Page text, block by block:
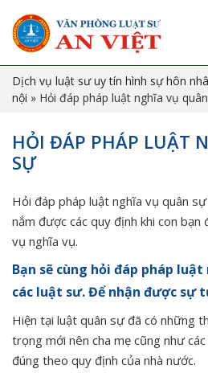
Dịch vụ luật sư uy tín hình sự hôn
nội » Hỏi đáp pháp luật nghĩa vụ
HỎI ĐÁP PHÁP LUẬT
SỰ
Hỏi đáp pháp luật nghĩa vụ quân
nắm được các quy định khi con
vụ nghĩa vụ.
Bạn sẽ cùng hỏi đáp pháp
các luật sư. Để nhận được sự
Hiện tại luật quân sự đã có những
trọng mới nên cha mẹ cũng như
đúng theo quy định của nhà nước.